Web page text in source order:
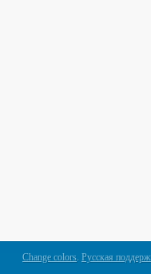
Change colors. Русская